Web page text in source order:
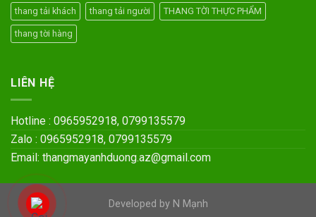
thang tải khách thang tải người THANG TỜI THỰC PHẨM
thang tời hàng
LIÊN HỆ
Hotline : 0965952918, 0799135579
Zalo : 0965952918, 0799135579
Email: thangmayanhduong.az@gmail.com
Developed by N Mạnh